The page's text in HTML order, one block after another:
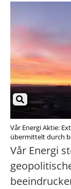
Vår Energi Aktie:
übermittelt durch
Vår Energi